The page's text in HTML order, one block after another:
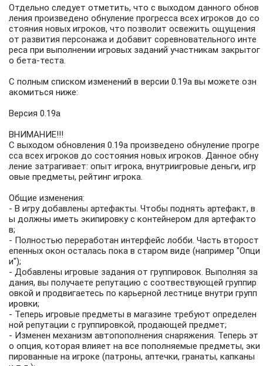
Отдельно следует отметить, что с выходом данного обнов
ления произведено обнуление прогресса всех игроков до со
стояния новых игроков, что позволит освежить ощущения
от развития персонажа и добавит соревновательного инте
реса при выполнении игровых заданий участникам закрытог
о бета-теста.
С полным списком изменений в версии 0.19а вы можете озн
акомиться ниже:
Версия 0.19а
ВНИМАНИЕ!!!
С выходом обновления 0.19а произведено обнуление прогре
сса всех игроков до состояния новых игроков. Данное обну
ление затрагивает: опыт игрока, внутриигровые деньги, игр
овые предметы, рейтинг игрока.
Общие изменения:
- В игру добавлены артефакты. Чтобы поднять артефакт, в
ы должны иметь экипировку с контейнером для артефакто
в;
- Полностью переработан интерфейс лобби. Часть второст
епенных окон осталась пока в старом виде (например "Опци
и");
- Добавлены игровые задания от группировок. Выполняя за
дания, вы получаете репутацию с соотвествующей группир
овкой и продвигаетесь по карьерной лестнице внутри групп
ировки;
- Теперь игровые предметы в магазине требуют определен
ной репутации с группировкой, продающей предмет;
- Изменен механизм автопополнения снаряжения. Теперь эт
о опция, которая влияет на все пополняемые предметы, эки
пированные на игроке (патроны, аптечки, гранаты, капканы